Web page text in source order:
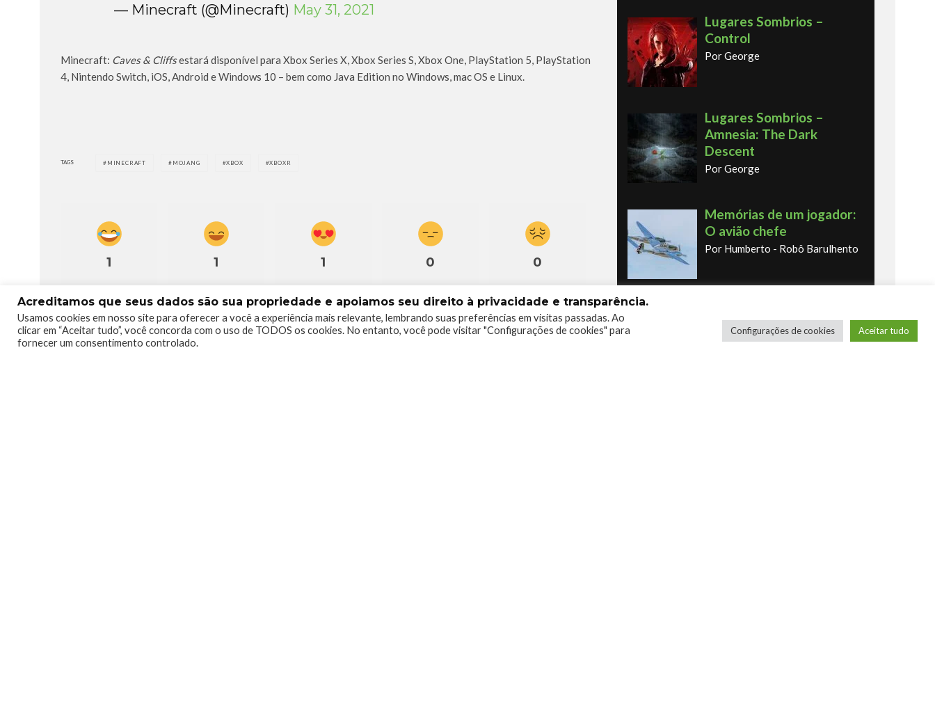
— Minecraft (@Minecraft) May 31, 2021
Minecraft: Caves & Cliffsestará disponível para Xbox Series X, Xbox Series S, Xbox One, PlayStation 5, PlayStation
4, Nintendo Switch, iOS, Android e Windows 10 – bem como Java Edition no Windows, mac OS e Linux.
TAGS MINECRAFT MOJANG XBOX XBOXR
1 1 1 0 0
Lugares Sombrios –
Control
Por George
Lugares Sombrios –
Amnesia: The Dark
Descent
Por George
Memórias de um jogador:
O avião chefe
Por Humberto - Robô Barulhento
o primeiro fliperama
Por Humberto - Robô Barulhento
Acreditamos que seus dados são sua propriedade e apoiamos seu direito à privacidade e transparência.
Usamos cookies em nosso site para oferecer a você a experiência mais relevante, lembrando suas preferências em visitas passadas. Ao
clicar em “Aceitar tudo”, você concorda com o uso de TODOS os cookies. No entanto, você pode visitar "Configurações de cookies" para
fornecer um consentimento controlado.
Configurações de cookies Aceitar tudo